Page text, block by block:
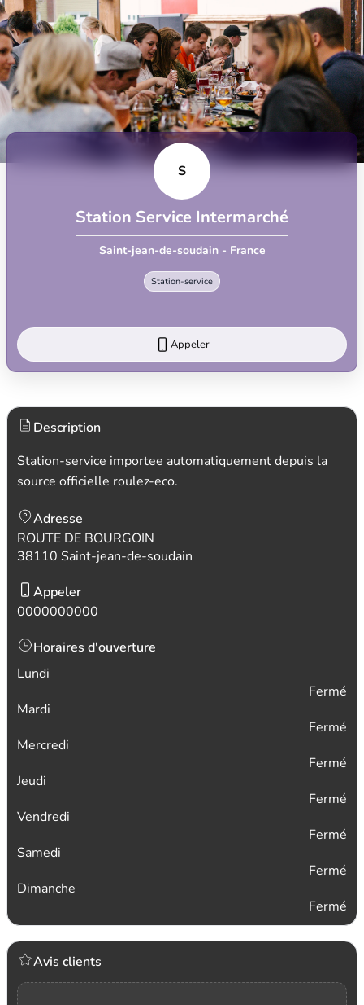
S
Station Service Intermarché
Saint-jean-de-soudain - France
Station-service
Appeler
Description
Station-service importee automatiquement depuis la
source officielle roulez-eco.
Adresse
ROUTE DE BOURGOIN
38110 Saint-jean-de-soudain
Appeler
0000000000
Horaires d'ouverture
Lundi
Fermé
Mardi
Fermé
Mercredi
Fermé
Jeudi
Fermé
Vendredi
Fermé
Samedi
Fermé
Dimanche
Fermé
Avis clients